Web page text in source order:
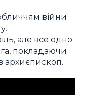
війни
але все одно
покладаючи
архиєпископ.